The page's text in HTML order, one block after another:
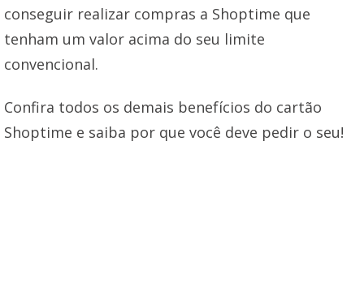
conseguir realizar compras a Shoptime que
tenham um valor acima do seu limite
convencional.
Confira todos os demais benefícios do cartão
Shoptime e saiba por que você deve pedir o seu!